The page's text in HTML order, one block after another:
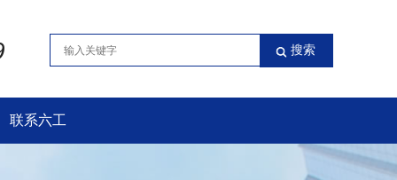
联系六工